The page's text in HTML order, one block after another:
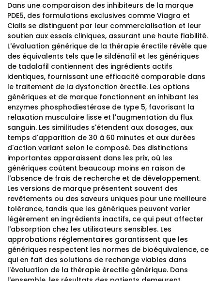
Dans une comparaison des inhibiteurs de la marque
PDE5, des formulations exclusives comme Viagra et
Cialis se distinguent par leur commercialisation et leur
soutien aux essais cliniques, assurant une haute fiabilité.
L'évaluation générique de la thérapie érectile révèle que
des équivalents tels que le sildénafil et les génériques
de tadalafil contiennent des ingrédients actifs
identiques, fournissant une efficacité comparable dans
le traitement de la dysfonction érectile. Les options
génériques et de marque fonctionnent en inhibant les
enzymes phosphodiestérase de type 5, favorisant la
relaxation musculaire lisse et l'augmentation du flux
sanguin. Les similitudes s'étendent aux dosages, aux
temps d'apparition de 30 à 60 minutes et aux durées
d'action variant selon le composé. Des distinctions
importantes apparaissent dans les prix, où les
génériques coûtent beaucoup moins en raison de
l'absence de frais de recherche et de développement.
Les versions de marque présentent souvent des
revêtements ou des saveurs uniques pour une meilleure
tolérance, tandis que les génériques peuvent varier
légèrement en ingrédients inactifs, ce qui peut affecter
l'absorption chez les utilisateurs sensibles. Les
approbations réglementaires garantissent que les
génériques respectent les normes de bioéquivalence, ce
qui en fait des solutions de rechange viables dans
l'évaluation de la thérapie érectile générique. Dans